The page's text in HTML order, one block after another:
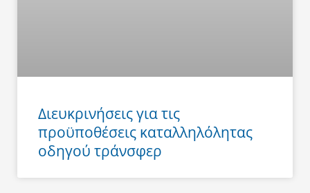
Διευκρινήσεις για τις
προϋποθέσεις καταλληλόλητας
οδηγού τράνσφερ